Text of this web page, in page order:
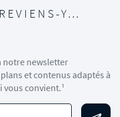
Y…
notre newsletter
et contenus adaptés à
vous convient.¹